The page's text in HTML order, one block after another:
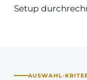
Setup
AUSWAHL-